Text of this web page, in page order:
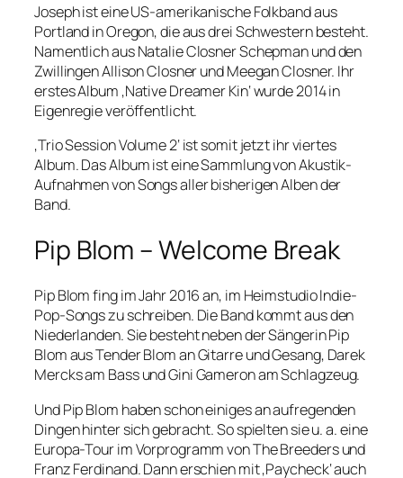
Joseph ist eine US-amerikanische Folkband aus
Portland in Oregon, die aus drei Schwestern besteht.
Namentlich aus Natalie Closner Schepman und den
Zwillingen Allison Closner und Meegan Closner. Ihr
erstes Album ‚Native Dreamer Kin‘ wurde 2014 in
Eigenregie veröffentlicht.
‚Trio Session Volume 2‘ ist somit jetzt ihr viertes
Album. Das Album ist eine Sammlung von Akustik-
Aufnahmen von Songs aller bisherigen Alben der
Band.
Pip Blom – Welcome Break
Pip Blom fing im Jahr 2016 an, im Heimstudio Indie-
Pop-Songs zu schreiben. Die Band kommt aus den
Niederlanden. Sie besteht neben der Sängerin Pip
Blom aus Tender Blom an Gitarre und Gesang, Darek
Mercks am Bass und Gini Gameron am Schlagzeug.
Und Pip Blom haben schon einiges an aufregenden
Dingen hinter sich gebracht. So spielten sie u. a. eine
Europa-Tour im Vorprogramm von The Breeders und
Franz Ferdinand. Dann erschien mit ‚Paycheck‘ auch